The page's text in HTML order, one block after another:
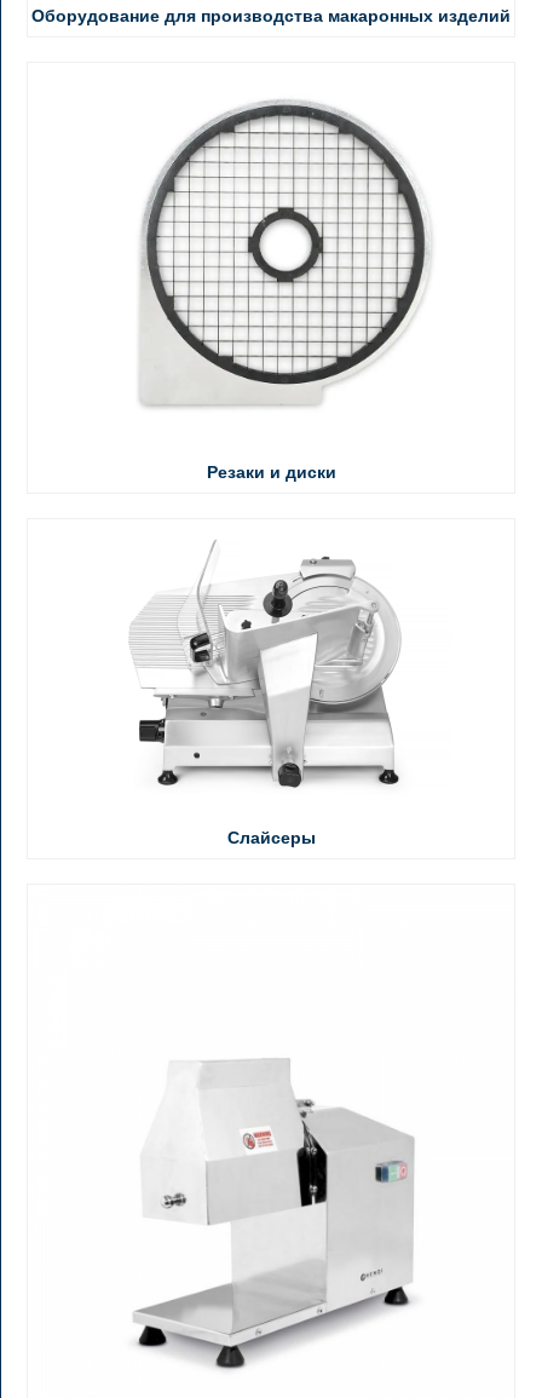
Оборудование для производства макаронных изделий
Резаки и диски
Слайсеры